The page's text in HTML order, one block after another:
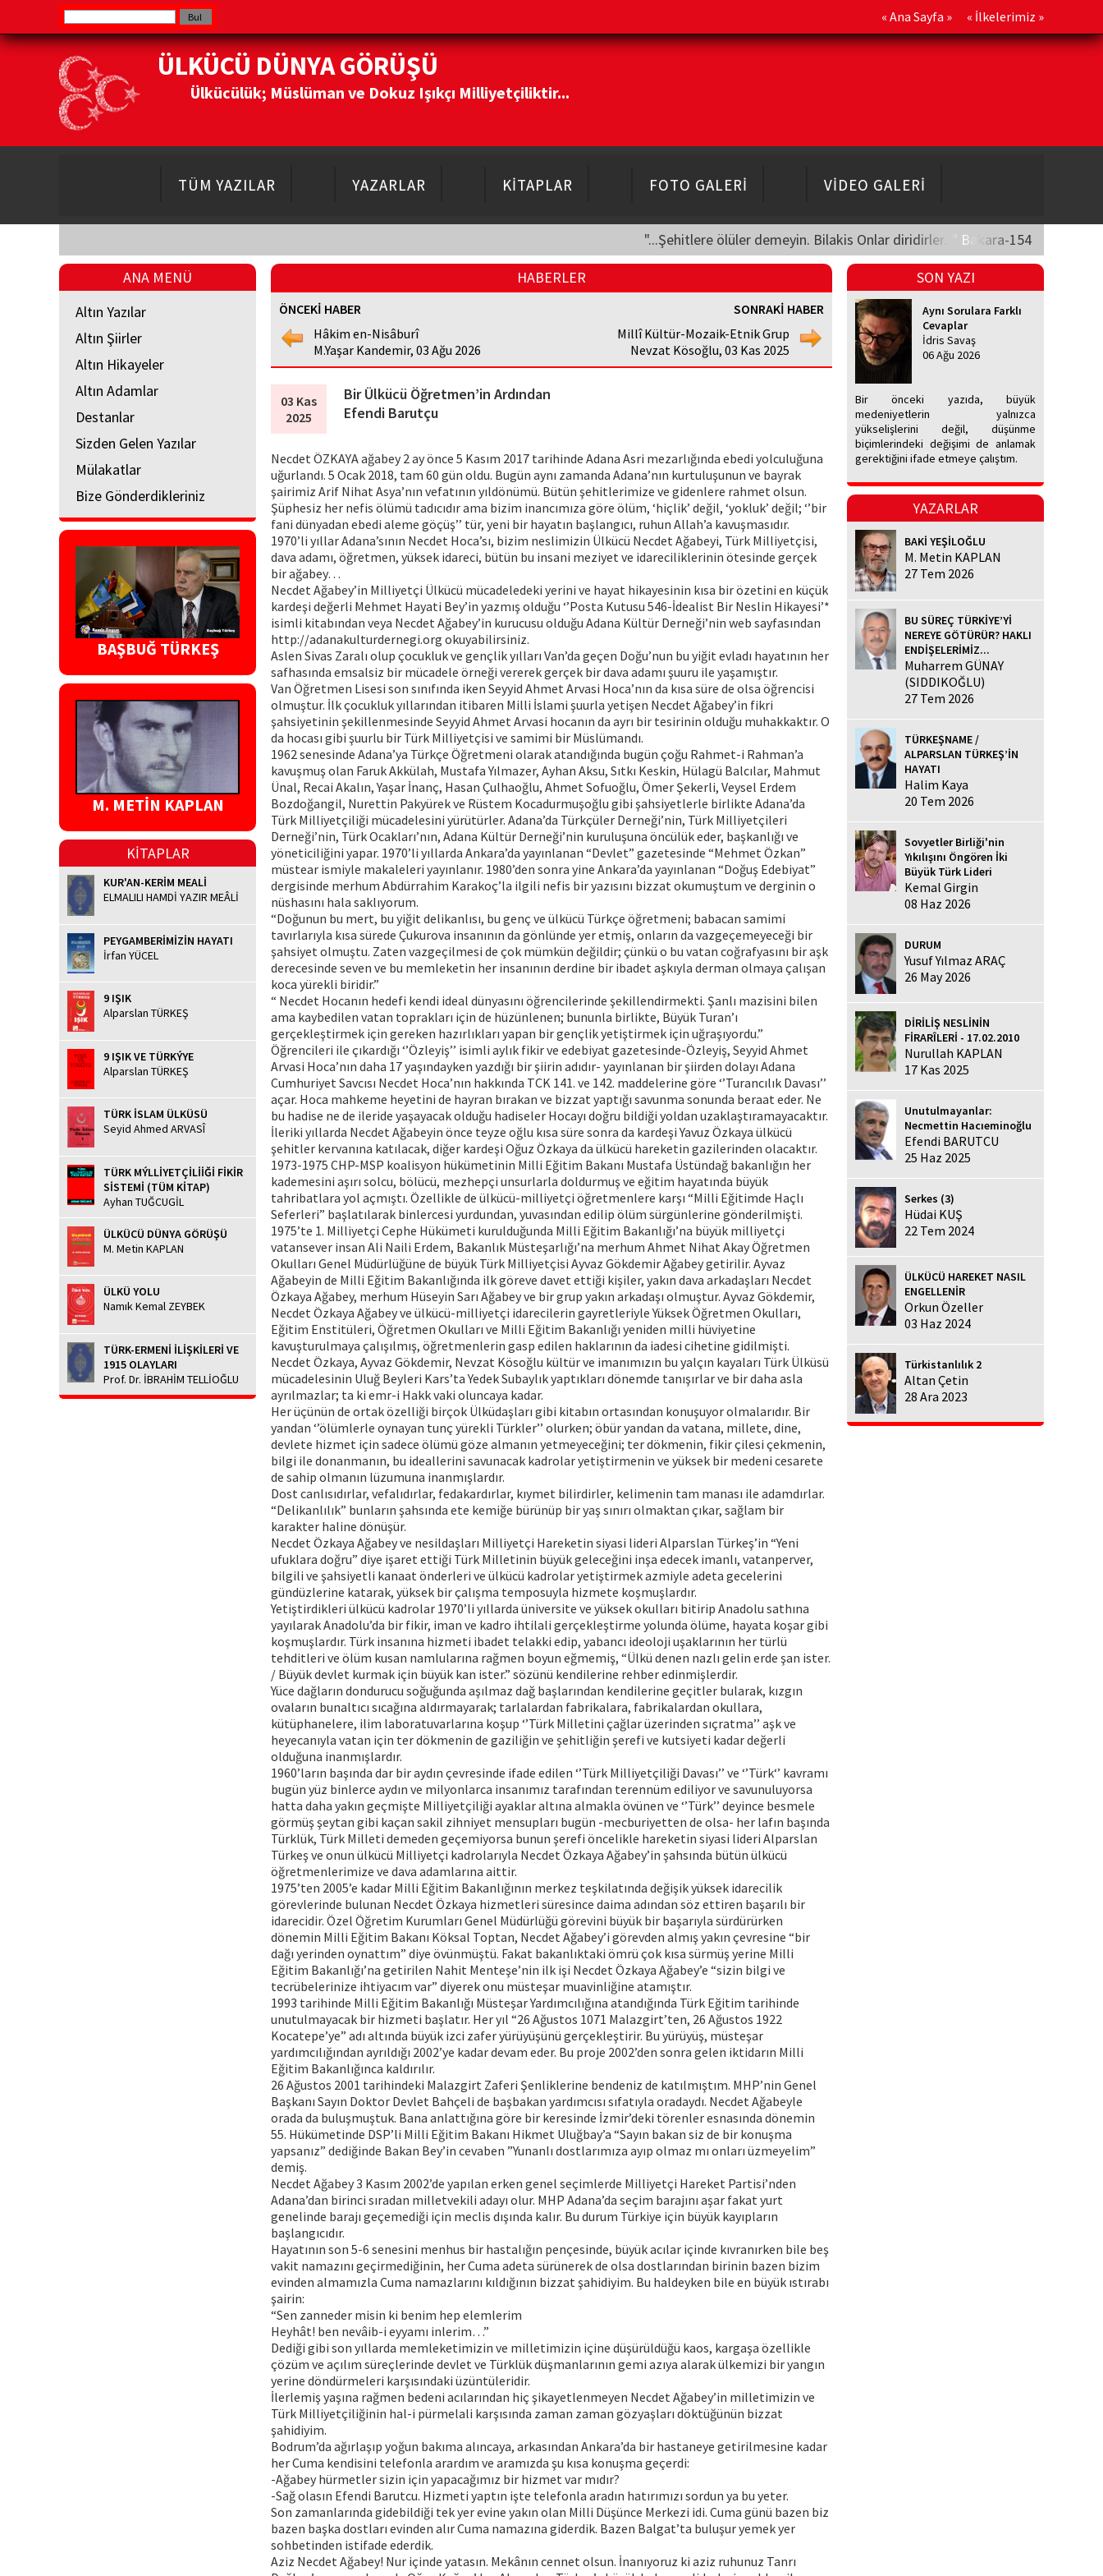
« Ana Sayfa » « İlkelerimiz »
ÜLKÜCÜ DÜNYA GÖRÜŞÜ
Ülkücülük; Müslüman ve Dokuz Işıkçı Milliyetçiliktir...
TÜM YAZILAR YAZARLAR KİTAPLAR FOTO GALERİ VİDEO GALERİ
"...Şehitlere ölüler demeyin. Bilakis Onlar diridirler..." Bakara-154
ANA MENÜ
Altın Yazılar
Altın Şiirler
Altın Hikayeler
Altın Adamlar
Destanlar
Sizden Gelen Yazılar
Mülakatlar
Bize Gönderdikleriniz
BAŞBUĞ TÜRKEŞ
M. METİN KAPLAN
KİTAPLAR
KUR'AN-KERİM MEALİ
ELMALILI HAMDİ YAZIR MEÂLİ
PEYGAMBERİMİZİN HAYATI
İrfan YÜCEL
9 IŞIK
Alparslan TÜRKEŞ
9 IŞIK VE TÜRKÝYE
Alparslan TÜRKEŞ
TÜRK İSLAM ÜLKÜSÜ
Seyid Ahmed ARVASÎ
TÜRK MÝLLİYETÇİLİİĞİ FİKİR
SİSTEMİ (TÜM KİTAP)
Ayhan TUĞCUGİL
ÜLKÜCÜ DÜNYA GÖRÜŞÜ
M. Metin KAPLAN
ÜLKÜ YOLU
Namık Kemal ZEYBEK
TÜRK-ERMENİ İLİŞKİLERİ VE
1915 OLAYLARI
Prof. Dr. İBRAHİM TELLİOĞLU
HABERLER
ÖNCEKİ HABER
Hâkim en-Nisâburî
M.Yaşar Kandemir, 03 Ağu 2026
SONRAKİ HABER
Millî Kültür-Mozaik-Etnik Grup
Nevzat Kösoğlu, 03 Kas 2025
03 Kas
2025
Bir Ülkücü Öğretmen’in Ardından
Efendi Barutçu
Necdet ÖZKAYA ağabey 2 ay önce 5 Kasım 2017 tarihinde Adana Asri mezarlığında ebedi yolculuğuna
uğurlandı. 5 Ocak 2018, tam 60 gün oldu. Bugün aynı zamanda Adana’nın kurtuluşunun ve bayrak
şairimiz Arif Nihat Asya’nın vefatının yıldönümü. Bütün şehitlerimize ve gidenlere rahmet olsun.
Şüphesiz her nefis ölümü tadıcıdır ama bizim inancımıza göre ölüm, ‘hiçlik’ değil, ‘yokluk’ değil; ‘’bir
fani dünyadan ebedi aleme göçüş’’ tür, yeni bir hayatın başlangıcı, ruhun Allah’a kavuşmasıdır.
1970’li yıllar Adana’sının Necdet Hoca’sı, bizim neslimizin Ülkücü Necdet Ağabeyi, Türk Milliyetçisi,
dava adamı, öğretmen, yüksek idareci, bütün bu insani meziyet ve idareciliklerinin ötesinde gerçek
bir ağabey…
Necdet Ağabey’in Milliyetçi Ülkücü mücadeledeki yerini ve hayat hikayesinin kısa bir özetini en küçük
kardeşi değerli Mehmet Hayati Bey’in yazmış olduğu ‘’Posta Kutusu 546-İdealist Bir Neslin Hikayesi’*
isimli kitabından veya Necdet Ağabey’in kurucusu olduğu Adana Kültür Derneği’nin web sayfasından
http://adanakulturdernegi.org okuyabilirsiniz.
Aslen Sivas Zaralı olup çocukluk ve gençlik yılları Van’da geçen Doğu’nun bu yiğit evladı hayatının her
safhasında emsalsiz bir mücadele örneği vererek gerçek bir dava adamı şuuru ile yaşamıştır.
Van Öğretmen Lisesi son sınıfında iken Seyyid Ahmet Arvasi Hoca’nın da kısa süre de olsa öğrencisi
olmuştur. İlk çocukluk yıllarından itibaren Milli İslami şuurla yetişen Necdet Ağabey’in fikri
şahsiyetinin şekillenmesinde Seyyid Ahmet Arvasi hocanın da ayrı bir tesirinin olduğu muhakkaktır. O
da hocası gibi şuurlu bir Türk Milliyetçisi ve samimi bir Müslümandı.
1962 senesinde Adana’ya Türkçe Öğretmeni olarak atandığında bugün çoğu Rahmet-i Rahman’a
kavuşmuş olan Faruk Akkülah, Mustafa Yılmazer, Ayhan Aksu, Sıtkı Keskin, Hülagü Balcılar, Mahmut
Ünal, Recai Akalın, Yaşar İnanç, Hasan Çulhaoğlu, Ahmet Sofuoğlu, Ömer Şekerli, Veysel Erdem
Bozdoğangil, Nurettin Pakyürek ve Rüstem Kocadurmuşoğlu gibi şahsiyetlerle birlikte Adana’da
Türk Milliyetçiliği mücadelesini yürütürler. Adana’da Türkçüler Derneği’nin, Türk Milliyetçileri
Derneği’nin, Türk Ocakları’nın, Adana Kültür Derneği’nin kuruluşuna öncülük eder, başkanlığı ve
yöneticiliğini yapar. 1970’li yıllarda Ankara’da yayınlanan “Devlet” gazetesinde “Mehmet Özkan”
müstear ismiyle makaleleri yayınlanır. 1980’den sonra yine Ankara’da yayınlanan “Doğuş Edebiyat”
dergisinde merhum Abdürrahim Karakoç’la ilgili nefis bir yazısını bizzat okumuştum ve derginin o
nüshasını hala saklıyorum.
“Doğunun bu mert, bu yiğit delikanlısı, bu genç ve ülkücü Türkçe öğretmeni; babacan samimi
tavırlarıyla kısa sürede Çukurova insanının da gönlünde yer etmiş, onların da vazgeçemeyeceği bir
şahsiyet olmuştu. Zaten vazgeçilmesi de çok mümkün değildir; çünkü o bu vatan coğrafyasını bir aşk
derecesinde seven ve bu memleketin her insanının derdine bir ibadet aşkıyla derman olmaya çalışan
koca yürekli biridir.”
“ Necdet Hocanın hedefi kendi ideal dünyasını öğrencilerinde şekillendirmekti. Şanlı mazisini bilen
ama kaybedilen vatan toprakları için de hüzünlenen; bununla birlikte, Büyük Turan’ı
gerçekleştirmek için gereken hazırlıkları yapan bir gençlik yetiştirmek için uğraşıyordu.”
Öğrencileri ile çıkardığı ‘’Özleyiş’’ isimli aylık fikir ve edebiyat gazetesinde-Özleyiş, Seyyid Ahmet
Arvasi Hoca’nın daha 17 yaşındayken yazdığı bir şiirin adıdır- yayınlanan bir şiirden dolayı Adana
Cumhuriyet Savcısı Necdet Hoca’nın hakkında TCK 141. ve 142. maddelerine göre ‘’Turancılık Davası’’
açar. Hoca mahkeme heyetini de hayran bırakan ve bizzat yaptığı savunma sonunda beraat eder. Ne
bu hadise ne de ileride yaşayacak olduğu hadiseler Hocayı doğru bildiği yoldan uzaklaştıramayacaktır.
İleriki yıllarda Necdet Ağabeyin önce teyze oğlu kısa süre sonra da kardeşi Yavuz Özkaya ülkücü
şehitler kervanına katılacak, diğer kardeşi Oğuz Özkaya da ülkücü hareketin gazilerinden olacaktır.
1973-1975 CHP-MSP koalisyon hükümetinin Milli Eğitim Bakanı Mustafa Üstündağ bakanlığın her
kademesini aşırı solcu, bölücü, mezhepçi unsurlarla doldurmuş ve eğitim hayatında büyük
tahribatlara yol açmıştı. Özellikle de ülkücü-milliyetçi öğretmenlere karşı “Milli Eğitimde Haçlı
Seferleri” başlatılarak binlercesi yurdundan, yuvasından edilip ölüm sürgünlerine gönderilmişti.
1975’te 1. Milliyetçi Cephe Hükümeti kurulduğunda Milli Eğitim Bakanlığı’na büyük milliyetçi
vatansever insan Ali Naili Erdem, Bakanlık Müsteşarlığı’na merhum Ahmet Nihat Akay Öğretmen
Okulları Genel Müdürlüğüne de büyük Türk Milliyetçisi Ayvaz Gökdemir Ağabey getirilir. Ayvaz
Ağabeyin de Milli Eğitim Bakanlığında ilk göreve davet ettiği kişiler, yakın dava arkadaşları Necdet
Özkaya Ağabey, merhum Hüseyin Sarı Ağabey ve bir grup yakın arkadaşı olmuştur. Ayvaz Gökdemir,
Necdet Özkaya Ağabey ve ülkücü-milliyetçi idarecilerin gayretleriyle Yüksek Öğretmen Okulları,
Eğitim Enstitüleri, Öğretmen Okulları ve Milli Eğitim Bakanlığı yeniden milli hüviyetine
kavuşturulmaya çalışılmış, öğretmenlerin gasp edilen haklarının da iadesi cihetine gidilmişti.
Necdet Özkaya, Ayvaz Gökdemir, Nevzat Kösoğlu kültür ve imanımızın bu yalçın kayaları Türk Ülküsü
mücadelesinin Uluğ Beyleri Kars’ta Yedek Subaylık yaptıkları dönemde tanışırlar ve bir daha asla
ayrılmazlar; ta ki emr-i Hakk vaki oluncaya kadar.
Her üçünün de ortak özelliği birçok Ülküdaşları gibi kitabın ortasından konuşuyor olmalarıdır. Bir
yandan ‘’ölümlerle oynayan tunç yürekli Türkler’’ olurken; öbür yandan da vatana, millete, dine,
devlete hizmet için sadece ölümü göze almanın yetmeyeceğini; ter dökmenin, fikir çilesi çekmenin,
bilgi ile donanmanın, bu ideallerini savunacak kadrolar yetiştirmenin ve yüksek bir medeni cesarete
de sahip olmanın lüzumuna inanmışlardır.
Dost canlısıdırlar, vefalıdırlar, fedakardırlar, kıymet bilirdirler, kelimenin tam manası ile adamdırlar.
“Delikanlılık” bunların şahsında ete kemiğe bürünüp bir yaş sınırı olmaktan çıkar, sağlam bir
karakter haline dönüşür.
Necdet Özkaya Ağabey ve nesildaşları Milliyetçi Hareketin siyasi lideri Alparslan Türkeş’in “Yeni
ufuklara doğru” diye işaret ettiği Türk Milletinin büyük geleceğini inşa edecek imanlı, vatanperver,
bilgili ve şahsiyetli kanaat önderleri ve ülkücü kadrolar yetiştirmek azmiyle adeta gecelerini
gündüzlerine katarak, yüksek bir çalışma temposuyla hizmete koşmuşlardır.
Yetiştirdikleri ülkücü kadrolar 1970’li yıllarda üniversite ve yüksek okulları bitirip Anadolu sathına
yayılarak Anadolu’da bir fikir, iman ve kadro ihtilali gerçekleştirme yolunda ölüme, hayata koşar gibi
koşmuşlardır. Türk insanına hizmeti ibadet telakki edip, yabancı ideoloji uşaklarının her türlü
tehditleri ve ölüm kusan namlularına rağmen boyun eğmemiş, “Ülkü denen nazlı gelin erde şan ister.
/ Büyük devlet kurmak için büyük kan ister.” sözünü kendilerine rehber edinmişlerdir.
Yüce dağların dondurucu soğuğunda aşılmaz dağ başlarından kendilerine geçitler bularak, kızgın
ovaların bunaltıcı sıcağına aldırmayarak; tarlalardan fabrikalara, fabrikalardan okullara,
kütüphanelere, ilim laboratuvarlarına koşup ‘’Türk Milletini çağlar üzerinden sıçratma’’ aşk ve
heyecanıyla vatan için ter dökmenin de gaziliğin ve şehitliğin şerefi ve kutsiyeti kadar değerli
olduğuna inanmışlardır.
1960’ların başında dar bir aydın çevresinde ifade edilen ‘’Türk Milliyetçiliği Davası’’ ve ‘’Türk‘’ kavramı
bugün yüz binlerce aydın ve milyonlarca insanımız tarafından terennüm ediliyor ve savunuluyorsa
hatta daha yakın geçmişte Milliyetçiliği ayaklar altına almakla övünen ve ‘’Türk’’ deyince besmele
görmüş şeytan gibi kaçan sakil zihniyet mensupları bugün -mecburiyetten de olsa- her lafın başında
Türklük, Türk Milleti demeden geçemiyorsa bunun şerefi öncelikle hareketin siyasi lideri Alparslan
Türkeş ve onun ülkücü Milliyetçi kadrolarıyla Necdet Özkaya Ağabey’in şahsında bütün ülkücü
öğretmenlerimize ve dava adamlarına aittir.
1975’ten 2005’e kadar Milli Eğitim Bakanlığının merkez teşkilatında değişik yüksek idarecilik
görevlerinde bulunan Necdet Özkaya hizmetleri süresince daima adından söz ettiren başarılı bir
idarecidir. Özel Öğretim Kurumları Genel Müdürlüğü görevini büyük bir başarıyla sürdürürken
dönemin Milli Eğitim Bakanı Köksal Toptan, Necdet Ağabey’i görevden almış yakın çevresine “bir
dağı yerinden oynattım” diye övünmüştü. Fakat bakanlıktaki ömrü çok kısa sürmüş yerine Milli
Eğitim Bakanlığı’na getirilen Nahit Menteşe’nin ilk işi Necdet Özkaya Ağabey’e “sizin bilgi ve
tecrübelerinize ihtiyacım var” diyerek onu müsteşar muavinliğine atamıştır.
1993 tarihinde Milli Eğitim Bakanlığı Müsteşar Yardımcılığına atandığında Türk Eğitim tarihinde
unutulmayacak bir hizmeti başlatır. Her yıl “26 Ağustos 1071 Malazgirt’ten, 26 Ağustos 1922
Kocatepe’ye” adı altında büyük izci zafer yürüyüşünü gerçekleştirir. Bu yürüyüş, müsteşar
yardımcılığından ayrıldığı 2002’ye kadar devam eder. Bu proje 2002’den sonra gelen iktidarın Milli
Eğitim Bakanlığınca kaldırılır.
26 Ağustos 2001 tarihindeki Malazgirt Zaferi Şenliklerine bendeniz de katılmıştım. MHP’nin Genel
Başkanı Sayın Doktor Devlet Bahçeli de başbakan yardımcısı sıfatıyla oradaydı. Necdet Ağabeyle
orada da buluşmuştuk. Bana anlattığına göre bir keresinde İzmir’deki törenler esnasında dönemin
55. Hükümetinde DSP’li Milli Eğitim Bakanı Hikmet Uluğbay’a “Sayın bakan siz de bir konuşma
yapsanız” dediğinde Bakan Bey’in cevaben ”Yunanlı dostlarımıza ayıp olmaz mı onları üzmeyelim”
demiş.
Necdet Ağabey 3 Kasım 2002’de yapılan erken genel seçimlerde Milliyetçi Hareket Partisi’nden
Adana’dan birinci sıradan milletvekili adayı olur. MHP Adana’da seçim barajını aşar fakat yurt
genelinde barajı geçemediği için meclis dışında kalır. Bu durum Türkiye için büyük kayıpların
başlangıcıdır.
Hayatının son 5-6 senesini menhus bir hastalığın pençesinde, büyük acılar içinde kıvranırken bile beş
vakit namazını geçirmediğinin, her Cuma adeta sürünerek de olsa dostlarından birinin bazen bizim
evinden almamızla Cuma namazlarını kıldığının bizzat şahidiyim. Bu haldeyken bile en büyük ıstırabı
şairin:
“Sen zanneder misin ki benim hep elemlerim
Heyhât! ben nevâib-i eyyamı inlerim…”
Dediği gibi son yıllarda memleketimizin ve milletimizin içine düşürüldüğü kaos, kargaşa özellikle
çözüm ve açılım süreçlerinde devlet ve Türklük düşmanlarının gemi azıya alarak ülkemizi bir yangın
yerine döndürmeleri karşısındaki üzüntüleridir.
İlerlemiş yaşına rağmen bedeni acılarından hiç şikayetlenmeyen Necdet Ağabey’in milletimizin ve
Türk Milliyetçiliğinin hal-i pürmelali karşısında zaman zaman gözyaşları döktüğünün bizzat
şahidiyim.
Bodrum’da ağırlaşıp yoğun bakıma alıncaya, arkasından Ankara’da bir hastaneye getirilmesine kadar
her Cuma kendisini telefonla arardım ve aramızda şu kısa konuşma geçerdi:
-Ağabey hürmetler sizin için yapacağımız bir hizmet var mıdır?
-Sağ olasın Efendi Barutcu. Hizmeti yaptın işte telefonla aradın hatırımızı sordun ya bu yeter.
Son zamanlarında gidebildiği tek yer evine yakın olan Milli Düşünce Merkezi idi. Cuma günü bazen biz
bazen başka dostları evinden alır Cuma namazına giderdik. Bazen Balgat’ta buluşur yemek yer
sohbetinden istifade ederdik.
Aziz Necdet Ağabey! Nur içinde yatasın. Mekânın cennet olsun. İnanıyoruz ki aziz ruhunuz Tanrı
SON YAZI
Aynı Sorulara Farklı
Cevaplar
İdris Savaş
06 Ağu 2026
Bir önceki yazıda, büyük
medeniyetlerin yalnızca
yükselişlerini değil, düşünme
biçimlerindeki değişimi de anlamak
gerektiğini ifade etmeye çalıştım.
YAZARLAR
BAKİ YEŞİLOĞLU
M. Metin KAPLAN
27 Tem 2026
BU SÜREÇ TÜRKİYE’Yİ
NEREYE GÖTÜRÜR? HAKLI
ENDİŞELERİMİZ...
Muharrem GÜNAY
(SIDDIKOĞLU)
27 Tem 2026
TÜRKEŞNAME /
ALPARSLAN TÜRKEŞ’İN
HAYATI
Halim Kaya
20 Tem 2026
Sovyetler Birliği'nin
Yıkılışını Öngören İki
Büyük Türk Lideri
Kemal Girgin
08 Haz 2026
DURUM
Yusuf Yılmaz ARAÇ
26 May 2026
DİRİLİŞ NESLİNİN
FİRARÎLERİ - 17.02.2010
Nurullah KAPLAN
17 Kas 2025
Unutulmayanlar:
Necmettin Hacıeminoğlu
Efendi BARUTCU
25 Haz 2025
Serkes (3)
Hüdai KUŞ
22 Tem 2024
ÜLKÜCÜ HAREKET NASIL
ENGELLENİR
Orkun Özeller
03 Haz 2024
Türkistanlılık 2
Altan Çetin
28 Ara 2023